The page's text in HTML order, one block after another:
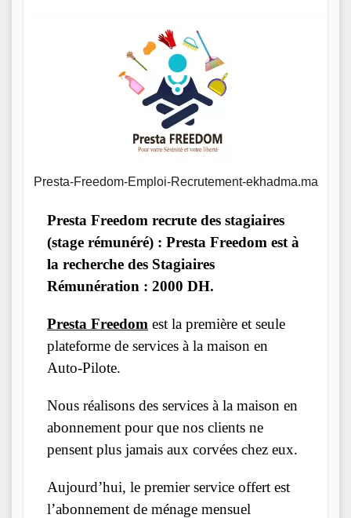
Presta-Freedom-Emploi-Recrutement-ekhadma.ma
Presta Freedom recrute des stagiaires
(stage rémunéré) : Presta Freedom est à
la recherche des Stagiaires
Rémunération : 2000 DH.
Presta Freedom est la première et seule
plateforme de services à la maison en
Auto-Pilote.
Nous réalisons des services à la maison en
abonnement pour que nos clients ne
pensent plus jamais aux corvées chez eux.
Aujourd’hui, le premier service offert est
l’abonnement de ménage mensuel